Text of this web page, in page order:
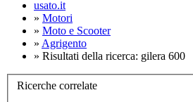
usato.it
» Motori
» Moto e Scooter
» Agrigento
» Risultati della ricerca: gilera 600
Ricerche correlate